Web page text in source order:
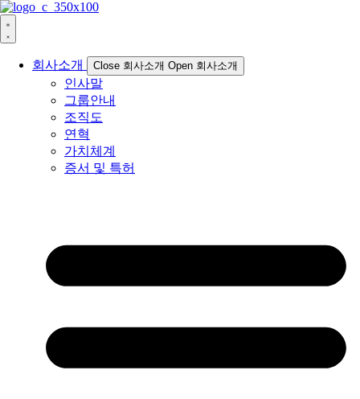
회사소개 Close 회사소개 Open 회사소개
인사말
그룹안내
조직도
연혁
가치체계
증서 및 특허